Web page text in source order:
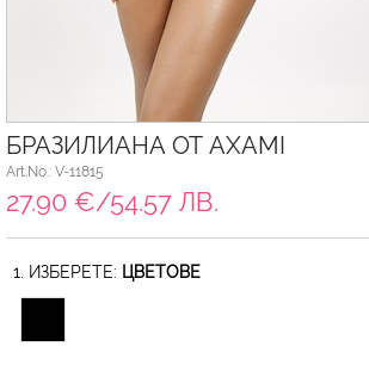
БРАЗИЛИАНА ОТ AXAMI
Art.No.: V-11815
27.90 €/54.57 ЛВ.
1. ИЗБЕРЕТЕ: ЦВЕТОВЕ